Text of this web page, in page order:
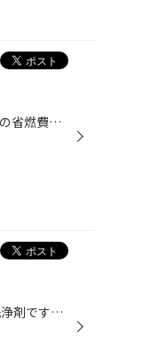
ECO DASH AT/CVTマルチフルード SUZUKI Green2やNISSAN NS-3など 最新の省燃費フルードにも 対応できるようになりました！！ 燃費・乗り心地・車の寿命 このフルードの交換で改善できます。 当店では専用テスターを使用し 1．水分 2．気泡 3．粒子 4．温度 5．色素 ５つのセンサーでフルードの劣化...
ECO KEEP エンジンフラッシング エンジンオイル交換の際に使用する 内部洗浄剤です！ こちらの商品がリニューアルし 即効性・遅効性どちらも兼ねております！ 洗浄したいけど今日は時間がない… とお困りのお客様！ 新たに遅効性が加わりましたので 添加後１～２週間走行して頂き オイル交換が可能に...